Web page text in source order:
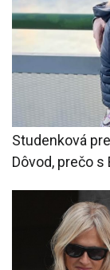
Studenková
Dôvod, prečo